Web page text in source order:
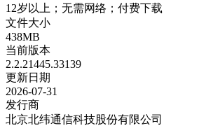
12岁以上；无需网络；付费下载
文件大小
438MB
当前版本
2.2.21445.33139
更新日期
2026-07-31
发行商
北京北纬通信科技股份有限公司